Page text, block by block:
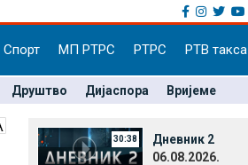
Спорт МП РТРС РТРС РТВ такса
Друштво Дијаспора Вријеме
30:38
Дневник 2
06.08.2026.